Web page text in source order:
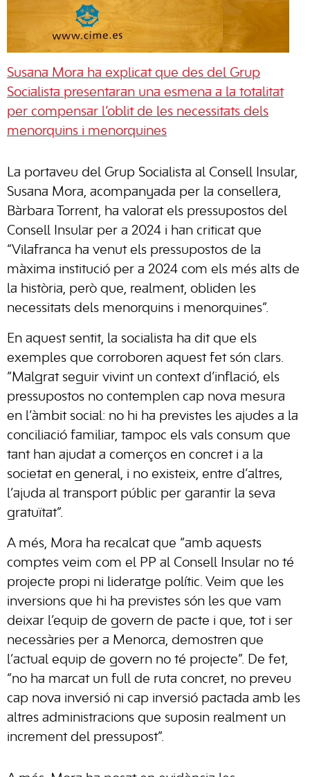
Susana Mora ha explicat que des del Grup
Socialista presentaran una esmena a la totalitat
per compensar l’oblit de les necessitats dels
menorquins i menorquines
La portaveu del Grup Socialista al Consell Insular,
Susana Mora, acompanyada per la consellera,
Bàrbara Torrent, ha valorat els pressupostos del
Consell Insular per a 2024 i han criticat que
“Vilafranca ha venut els pressupostos de la
màxima institució per a 2024 com els més alts de
la història, però que, realment, obliden les
necessitats dels menorquins i menorquines”.
En aquest sentit, la socialista ha dit que els
exemples que corroboren aquest fet són clars.
“Malgrat seguir vivint un context d’inflació, els
pressupostos no contemplen cap nova mesura
en l’àmbit social: no hi ha previstes les ajudes a la
conciliació familiar, tampoc els vals consum que
tant han ajudat a comerços en concret i a la
societat en general, i no existeix, entre d’altres,
l’ajuda al transport públic per garantir la seva
gratuïtat”.
A més, Mora ha recalcat que “amb aquests
comptes veim com el PP al Consell Insular no té
projecte propi ni lideratge polític. Veim que les
inversions que hi ha previstes són les que vam
deixar l’equip de govern de pacte i que, tot i ser
necessàries per a Menorca, demostren que
l’actual equip de govern no té projecte”. De fet,
“no ha marcat un full de ruta concret, no preveu
cap nova inversió ni cap inversió pactada amb les
altres administracions que suposin realment un
increment del pressupost”.